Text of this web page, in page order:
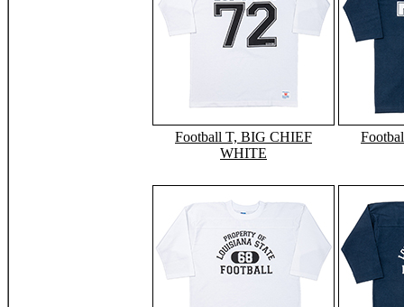
Football T, BIG CHIEF
WHITE